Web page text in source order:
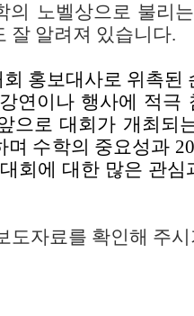
의 노벨상으로 불리
잘 알려져 있습니다.
홍보대사로 위촉된
연이나 행사에 적극
으로 대회가 개최되
며 수학의 중요성과
회에 대한 많은 관심
도자료를 확인해 주